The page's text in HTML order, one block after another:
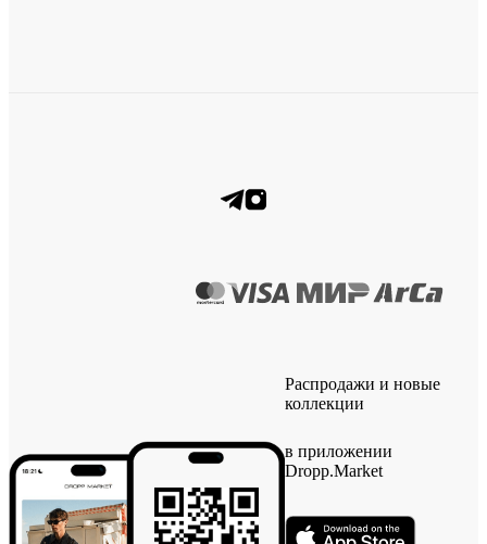
Распродажи и новые
коллекции
в приложении
Dropp.Market